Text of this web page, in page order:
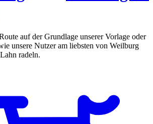
auf der Grundlage unserer Vorlage oder
unsere Nutzer am liebsten von Weilburg
radeln.